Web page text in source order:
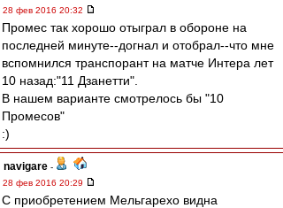
28 фев 2016 20:32
Промес так хорошо отыграл в обороне на
последней минуте--догнал и отобрал--что мне
вспомнился транспорант на матче Интера лет
10 назад:"11 Дзанетти".
В нашем варианте смотрелось бы "10
Промесов"
:)
navigare -
28 фев 2016 20:29
С приобретением Мельгарехо видна